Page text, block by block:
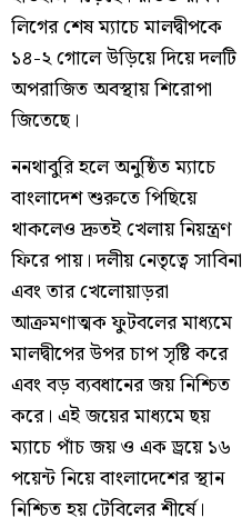
লিগের শেষ ম্যাচে মালদ্বীপকে
১৪-২ গোলে উড়িয়ে দিয়ে দলটি
অপরাজিত অবস্থায় শিরোপা
জিতেছে।
ননথাবুরি হলে অনুষ্ঠিত ম্যাচে
বাংলাদেশ শুরুতে পিছিয়ে
থাকলেও দ্রুতই খেলায় নিয়ন্ত্রণ
ফিরে পায়। দলীয় নেতৃত্বে সাবিনা
এবং তার খেলোয়াড়রা
আক্রমণাত্মক ফুটবলের মাধ্যমে
মালদ্বীপের উপর চাপ সৃষ্টি করে
এবং বড় ব্যবধানের জয় নিশ্চিত
করে। এই জয়ের মাধ্যমে ছয়
ম্যাচে পাঁচ জয় ও এক ড্রয়ে ১৬
পয়েন্ট নিয়ে বাংলাদেশের স্থান
নিশ্চিত হয় টেবিলের শীর্ষে।